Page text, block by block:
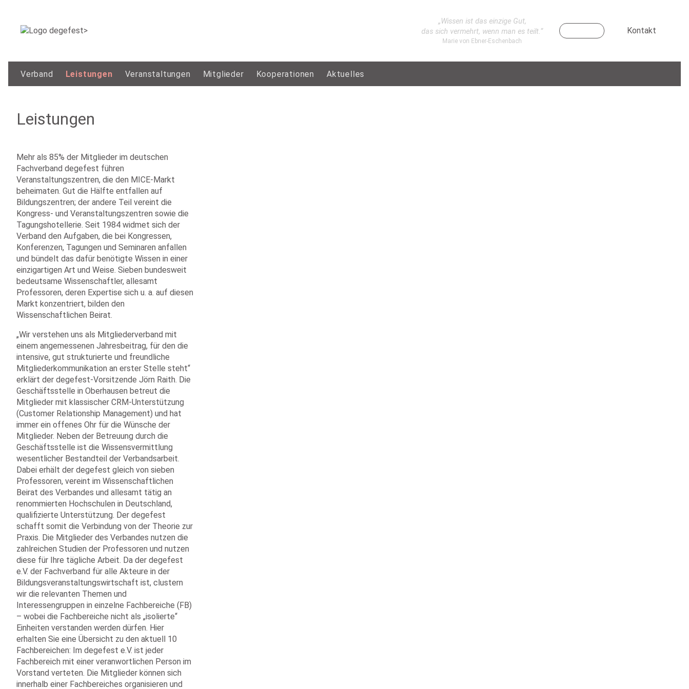
„Wissen ist das einzige Gut,
das sich vermehrt, wenn man es teilt.“
Marie von Ebner-Eschenbach
Kontakt
Verband Leistungen Veranstaltungen Mitglieder Kooperationen Aktuelles
Leistungen
Mehr als 85% der Mitglieder im deutschen
Fachverband degefest führen
Veranstaltungszentren, die den MICE-Markt
beheimaten. Gut die Hälfte entfallen auf
Bildungszentren; der andere Teil vereint die
Kongress- und Veranstaltungszentren sowie die
Tagungshotellerie. Seit 1984 widmet sich der
Verband den Aufgaben, die bei Kongressen,
Konferenzen, Tagungen und Seminaren anfallen
und bündelt das dafür benötigte Wissen in einer
einzigartigen Art und Weise. Sieben bundesweit
bedeutsame Wissenschaftler, allesamt
Professoren, deren Expertise sich u. a. auf diesen
Markt konzentriert, bilden den
Wissenschaftlichen Beirat.
„Wir verstehen uns als Mitgliederverband mit
einem angemessenen Jahresbeitrag, für den die
intensive, gut strukturierte und freundliche
Mitgliederkommunikation an erster Stelle steht“
erklärt der degefest-Vorsitzende Jörn Raith. Die
Geschäftsstelle in Oberhausen betreut die
Mitglieder mit klassischer CRM-Unterstützung
(Customer Relationship Management) und hat
immer ein offenes Ohr für die Wünsche der
Mitglieder. Neben der Betreuung durch die
Geschäftsstelle ist die Wissensvermittlung
wesentlicher Bestandteil der Verbandsarbeit.
Dabei erhält der degefest gleich von sieben
Professoren, vereint im Wissenschaftlichen
Beirat des Verbandes und allesamt tätig an
renommierten Hochschulen in Deutschland,
qualifizierte Unterstützung. Der degefest
schafft somit die Verbindung von der Theorie zur
Praxis. Die Mitglieder des Verbandes nutzen die
zahlreichen Studien der Professoren und nutzen
diese für Ihre tägliche Arbeit. Da der degefest
e.V. der Fachverband für alle Akteure in der
Bildungsveranstaltungswirtschaft ist, clustern
wir die relevanten Themen und
Interessengruppen in einzelne Fachbereiche (FB)
– wobei die Fachbereiche nicht als „isolierte“
Einheiten verstanden werden dürfen. Hier
erhalten Sie eine Übersicht zu den aktuell 10
Fachbereichen: Im degefest e.V. ist jeder
Fachbereich mit einer veranwortlichen Person im
Vorstand verteten. Die Mitglieder können sich
innerhalb einer Fachbereiches organisieren und